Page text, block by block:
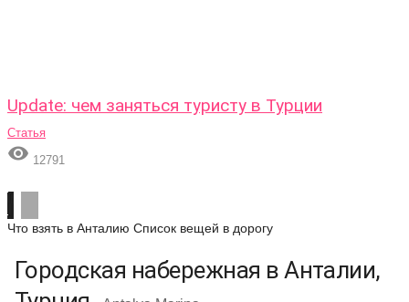
Update: чем заняться туристу в Турции
Статья
 12791
Что взять в Анталию Список вещей в дорогу
Городская набережная в Анталии,